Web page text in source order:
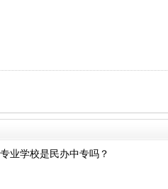
业学校是民办中专吗？